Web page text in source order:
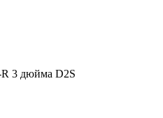
3 дюйма D2S